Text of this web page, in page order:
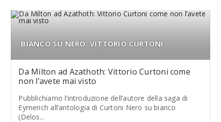
BIANCO SU NERO: VITTORIO CURTONI
Da Milton ad Azathoth: Vittorio Curtoni come
non l’avete mai visto
Pubblichiamo l’introduzione dell’autore della saga di
Eymerich all’antologia di Curtoni Nero su bianco
(Delos...